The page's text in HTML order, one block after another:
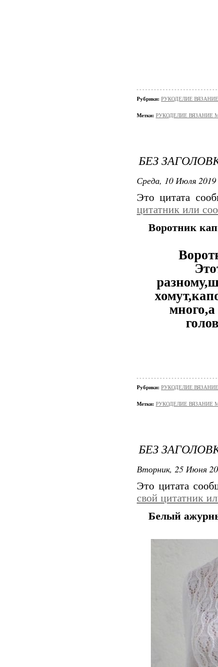
Рубрики: РУКОДЕЛИЕ
Метки: РУКОДЕЛИЕ ВЯЗАНИЕ
БЕЗ
Среда, 10 Июля
Это цитата
цитатник или
Воротник
Рубрики: РУКОДЕЛИЕ
Метки: РУКОДЕЛИЕ ВЯЗАНИЕ
БЕЗ
Вторник, 25 Июня
Это цитата
свой цитатник
Белый